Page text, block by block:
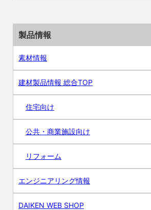
製品情報
素材情報
建材製品情報 総合TOP
住宅向け
公共・商業施設向け
リフォーム
エンジニアリング情報
DAIKEN WEB SHOP